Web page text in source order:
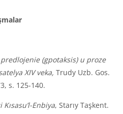
(gpotaksis) u proze
XIV veka, Trudy Uzb. Gos.
s. 125-140.
Kısasu’l-Enbiya, Starıy Taşkent.